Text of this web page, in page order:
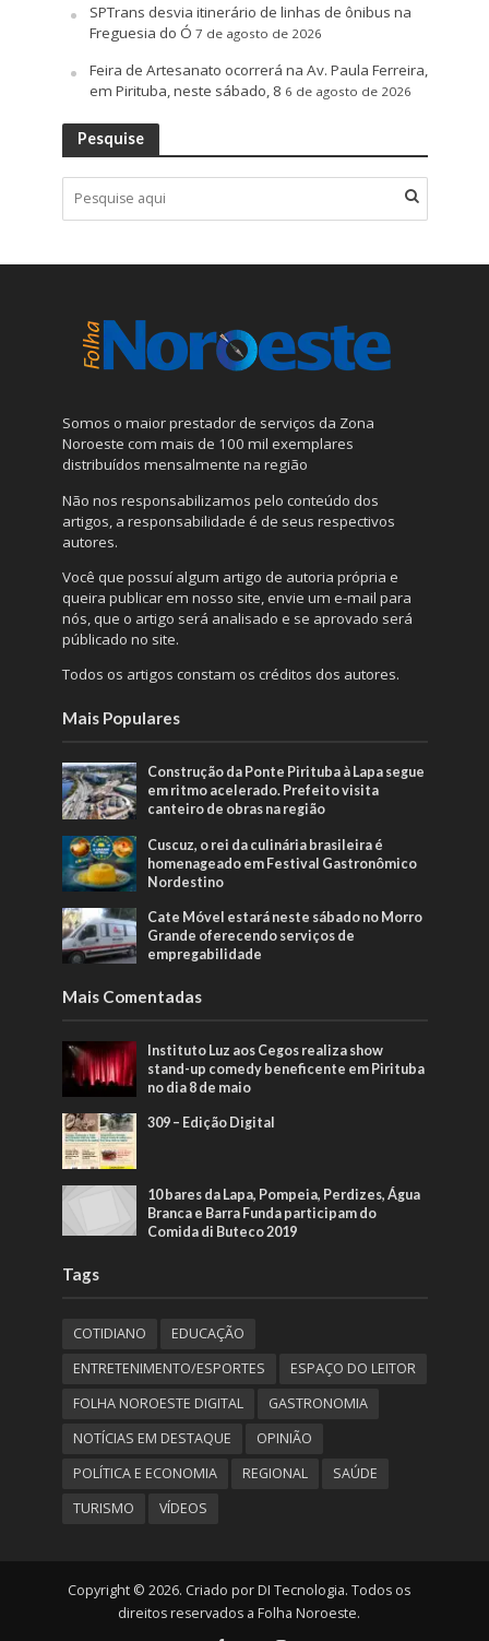
SPTrans desvia itinerário de linhas de ônibus na
Freguesia do Ó 7 de agosto de 2026
Feira de Artesanato ocorrerá na Av. Paula Ferreira,
em Pirituba, neste sábado, 8 6 de agosto de 2026
Pesquise
Somos o maior prestador de serviços da Zona
Noroeste com mais de 100 mil exemplares
distribuídos mensalmente na região
Não nos responsabilizamos pelo conteúdo dos
artigos, a responsabilidade é de seus respectivos
autores.
Você que possuí algum artigo de autoria própria e
queira publicar em nosso site, envie um e-mail para
nós, que o artigo será analisado e se aprovado será
públicado no site.
Todos os artigos constam os créditos dos autores.
Mais Populares
Construção da Ponte Pirituba à Lapa segue
em ritmo acelerado. Prefeito visita
canteiro de obras na região
Cuscuz, o rei da culinária brasileira é
homenageado em Festival Gastronômico
Nordestino
Cate Móvel estará neste sábado no Morro
Grande oferecendo serviços de
empregabilidade
Mais Comentadas
Instituto Luz aos Cegos realiza show
stand-up comedy beneficente em Pirituba
no dia 8 de maio
309 – Edição Digital
10 bares da Lapa, Pompeia, Perdizes, Água
Branca e Barra Funda participam do
Comida di Buteco 2019
Tags
COTIDIANO
EDUCAÇÃO
ENTRETENIMENTO/ESPORTES
ESPAÇO DO LEITOR
FOLHA NOROESTE DIGITAL
GASTRONOMIA
NOTÍCIAS EM DESTAQUE
OPINIÃO
POLÍTICA E ECONOMIA
REGIONAL
SAÚDE
TURISMO
VÍDEOS
Copyright © 2026. Criado por DI Tecnologia. Todos os
direitos reservados a Folha Noroeste.